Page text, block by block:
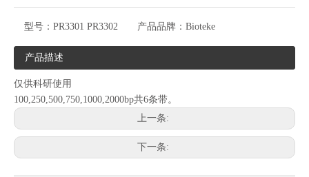
型号： PR3301 PR3302 产品品牌： Bioteke
产品描述
仅供科研使用
100,250,500,750,1000,2000bp共6条带。
上一条:
下一条: